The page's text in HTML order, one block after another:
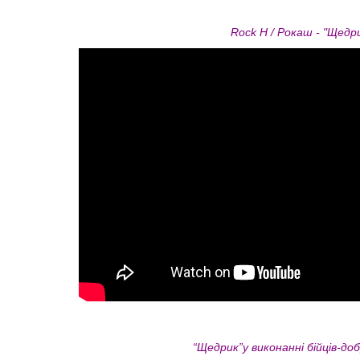
Rock H / Рокаш -
“Щедрик”у виконанні бійців-